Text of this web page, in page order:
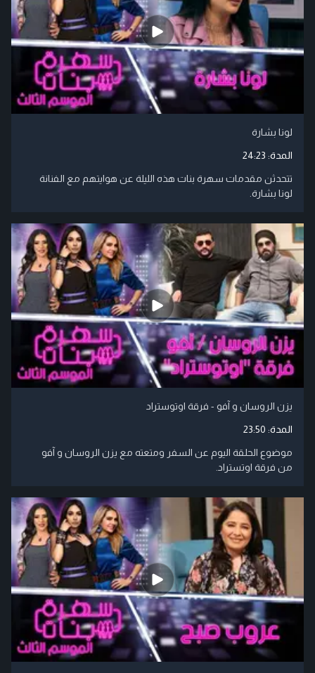
لونا بشارة
المدة: 24:23
تتحدثن مقدمات سهرة بنات هذه الليلة عن هوايتهم مع الفنانة
لونا بشارة.
يزن الروسان و آفو - فرقة اوتوستراد
المدة: 23:50
موضوع الحلقة اليوم عن السفر ومتعته مع يزن الروسان و آفو
من فرقة اوتستراد.